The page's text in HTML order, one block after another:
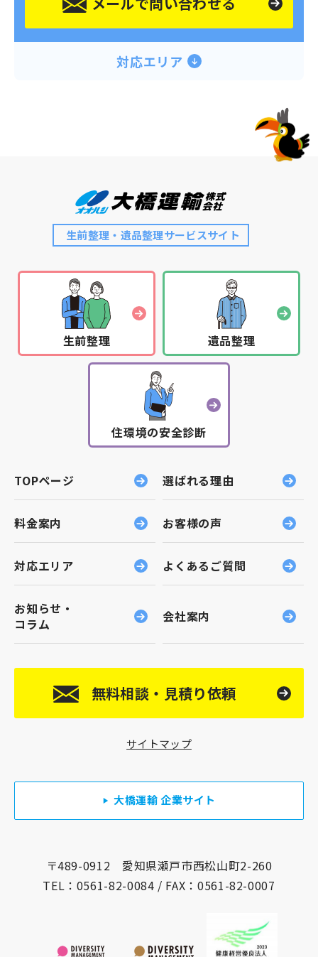
対応エリア
生前整理・遺品整理サービスサイト
生前整理 遺品整理
住環境の安全診断
TOPページ 選ばれる理由
料金案内 お客様の声
対応エリア よくあるご質問
お知らせ・
コラム
会社案内
無料相談・見積り依頼
サイトマップ
大橋運輸 企業サイト
〒489-0912 愛知県瀬戸市西松山町2-260
TEL： 0561-82-0084 / FAX：0561-82-0007